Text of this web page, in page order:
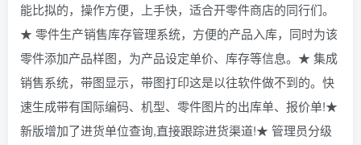
能比拟的，操作方便，上手快，适合开零件商店的同行们。
★ 零件生产销售库存管理系统，方便的产品入库，同时为该
零件添加产品样图，为产品设定单价、库存等信息。★ 集成
销售系统，带图显示，带图打印这是以往软件做不到的。快
速生成带有国际编码、机型、零件图片的出库单、报价单!★
新版增加了进货单位查询,直接跟踪进货渠道!★ 管理员分级